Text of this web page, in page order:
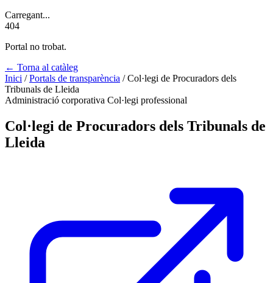
Carregant...
404
Portal no trobat.
← Torna al catàleg
Inici / Portals de transparència / Col·legi de Procuradors dels
Tribunals de Lleida
Administració corporativa Col·legi professional
Col·legi de Procuradors dels Tribunals de
Lleida